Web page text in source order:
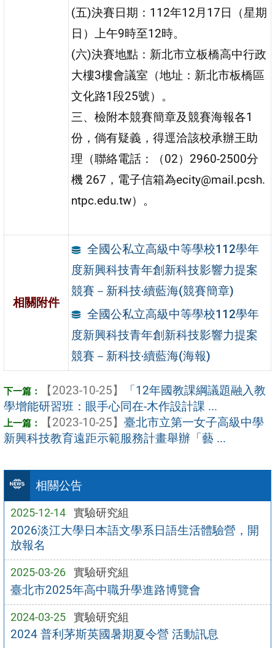
相關公告
2025-12-14 實驗研究組
2026淡江大學日本語文學系日語生活體驗營，開
放報名
2025-03-26 實驗研究組
臺北市2025年高中職升學進路博覽會
2024-03-25 實驗研究組
2024 普利茅斯英國暑期夏令營 活動訊息
(五)決賽日期：112年12月17日（星期
日）上午9時至12時。
(六)決賽地點：新北市立板橋高中行政
大樓3樓會議室（地址：新北市板橋區
文化路1段25號）。
三、檢附本競賽簡章及競賽海報各1
份，倘有疑義，得逕洽該校承辦王助
理（聯絡電話：（02）2960-2500分
機 267，電子信箱為ecity@mail.pcsh.
ntpc.edu.tw）。
相關附件
全國公私立高級中等學校112學年
度新興科技青年創新科技影響力提案
競賽－新科技‧續藍海(競賽簡章)
全國公私立高級中等學校112學年
度新興科技青年創新科技影響力提案
競賽－新科技‧續藍海(海報)
【2023-10-25】
「12年國教課綱議題融入教
學增能研習班：眼手心同在-木作設計課 ...
【2023-10-25】 臺北市立第一女子高級中學
新興科技教育遠距示範服務計畫舉辦「藝 ...